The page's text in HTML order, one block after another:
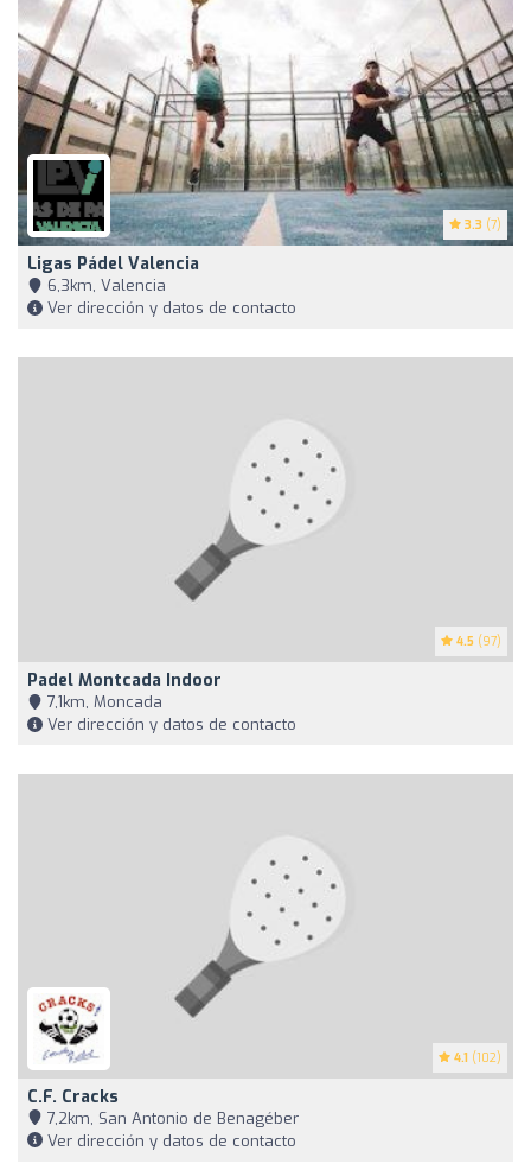
3.3 (7)
Ligas Pádel Valencia
6,3km, Valencia
Ver dirección y datos de contacto
4.5 (97)
Padel Montcada Indoor
7,1km, Moncada
Ver dirección y datos de contacto
4.1 (102)
C.F. Cracks
7,2km, San Antonio de Benagéber
Ver dirección y datos de contacto